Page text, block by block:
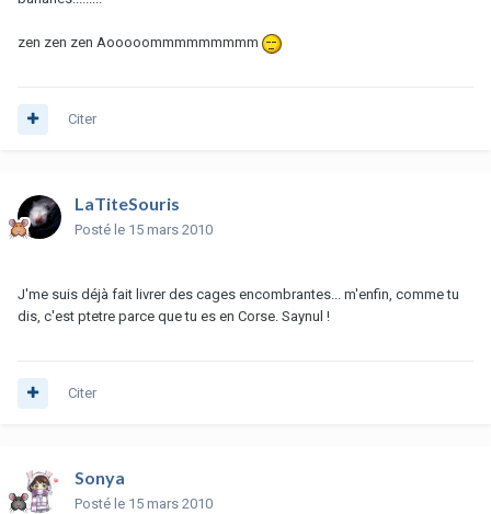
zen zen zen Aooooommmmmmmmm
Citer
LaTiteSouris
Posté le 15 mars 2010
J'me suis déjà fait livrer des cages encombrantes... m'enfin, comme tu
dis, c'est ptetre parce que tu es en Corse. Saynul !
Citer
Sonya
Posté le 15 mars 2010